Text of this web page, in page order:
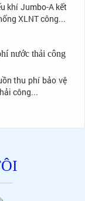
khí Jumbo-A kết
XLNT công...
nước thải công
thu phí bảo vệ
công...